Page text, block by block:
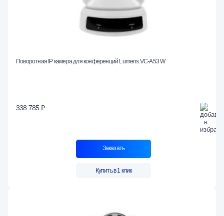
Поворотная IP камера для конференций Lumens VC-A53 W
338 785 ₽
Заказать
Купить в 1 клик